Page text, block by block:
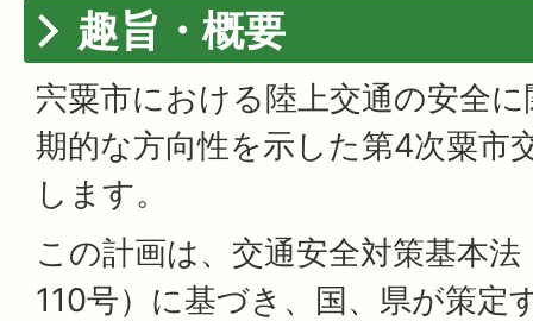
趣旨・概要
宍粟市における陸上交通の安全
期的な方向性を示した第4次粟市
します。
この計画は、交通安全対策基本
110号）に基づき、国、県が策定